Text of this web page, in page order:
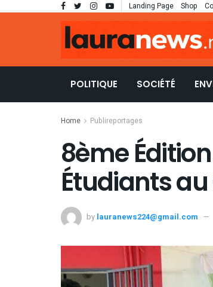
Landing Page Shop
POLITIQUE SOCIÉTÉ
Home Publireportages
8ème
Étudiants
by lauranews224@gmail.com